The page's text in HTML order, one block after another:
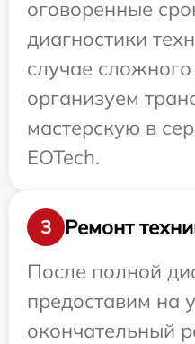
оговоренные
диагностики
случае
организуем
мастерскую в
EOTech.
3
Ремонт
После полной
предоставим на
окончательный